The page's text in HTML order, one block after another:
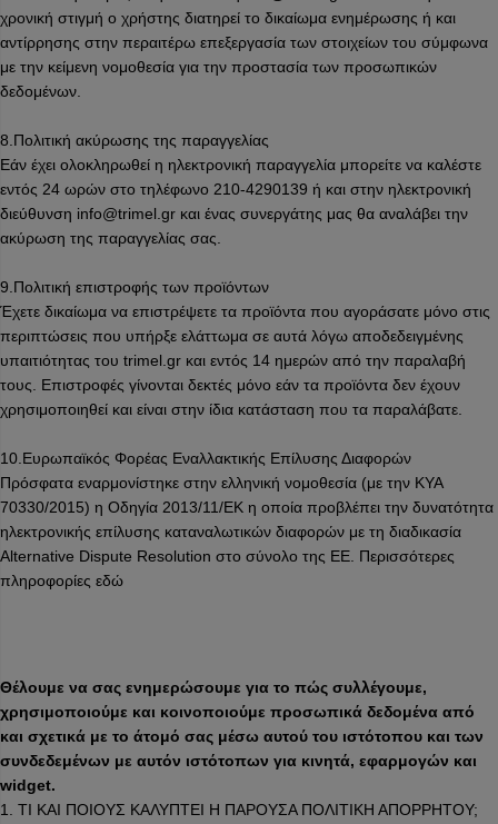
χρονική στιγμή ο χρήστης διατηρεί το δικαίωμα ενημέρωσης ή και
αντίρρησης στην περαιτέρω επεξεργασία των στοιχείων του σύμφωνα
με την κείμενη νομοθεσία για την προστασία των προσωπικών
δεδομένων.
8.Πολιτική ακύρωσης της παραγγελίας
Εάν έχει ολοκληρωθεί η ηλεκτρονική παραγγελία μπορείτε να καλέστε
εντός 24 ωρών στο τηλέφωνο 210-4290139 ή και στην ηλεκτρονική
διεύθυνση info@trimel.gr και ένας συνεργάτης μας θα αναλάβει την
ακύρωση της παραγγελίας σας.
9.Πολιτική επιστροφής των προϊόντων
Έχετε δικαίωμα να επιστρέψετε τα προϊόντα που αγοράσατε μόνο στις
περιπτώσεις που υπήρξε ελάττωμα σε αυτά λόγω αποδεδειγμένης
υπαιτιότητας του trimel.gr και εντός 14 ημερών από την παραλαβή
τους. Επιστροφές γίνονται δεκτές μόνο εάν τα προϊόντα δεν έχουν
χρησιμοποιηθεί και είναι στην ίδια κατάσταση που τα παραλάβατε.
10.Ευρωπαϊκός Φορέας Εναλλακτικής Επίλυσης Διαφορών
Πρόσφατα εναρμονίστηκε στην ελληνική νομοθεσία (με την ΚΥΑ
70330/2015) η Οδηγία 2013/11/ΕΚ η οποία προβλέπει την δυνατότητα
ηλεκτρονικής επίλυσης καταναλωτικών διαφορών με τη διαδικασία
Alternative Dispute Resolution στο σύνολο της ΕΕ. Περισσότερες
πληροφορίες εδώ
Θέλουμε να σας ενημερώσουμε για το πώς συλλέγουμε,
χρησιμοποιούμε και κοινοποιούμε προσωπικά δεδομένα από
και σχετικά με το άτομό σας μέσω αυτού του ιστότοπου και των
συνδεδεμένων με αυτόν ιστότοπων για κινητά, εφαρμογών και
widget.
1. ΤΙ ΚΑΙ ΠΟΙΟΥΣ ΚΑΛΥΠΤΕΙ Η ΠΑΡΟΥΣΑ ΠΟΛΙΤΙΚΗ ΑΠΟΡΡΗΤΟΥ;